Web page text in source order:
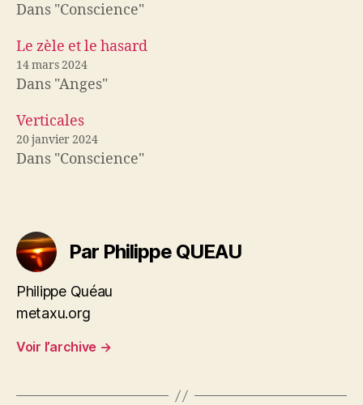
Dans "Conscience"
Le zèle et le hasard
14 mars 2024
Dans "Anges"
Verticales
20 janvier 2024
Dans "Conscience"
Par Philippe QUEAU
Philippe Quéau
metaxu.org
Voir l’archive →